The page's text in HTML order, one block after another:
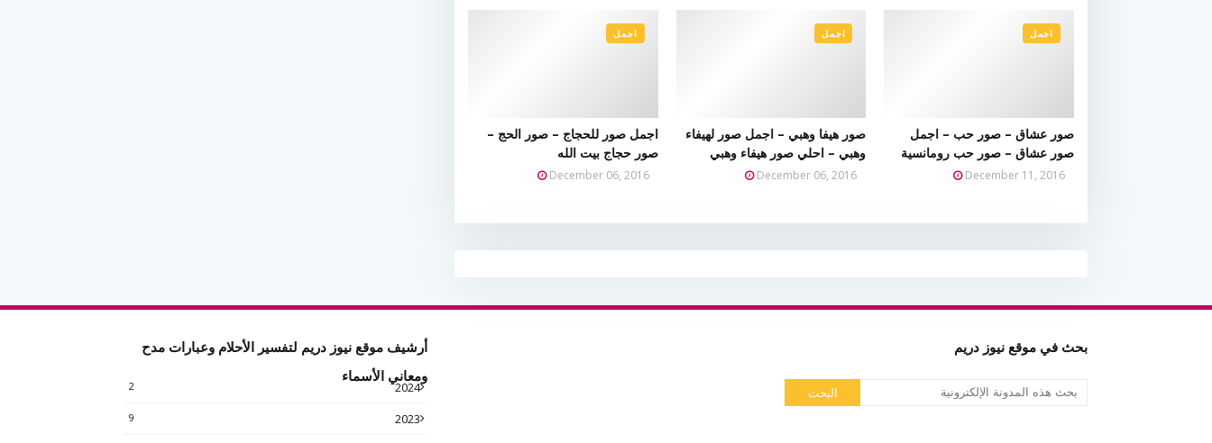
اجمل
صور عشاق – صور حب – اجمل
صور عشاق – صور حب رومانسية
December 11, 2016
اجمل
صور هيفا وهبي – اجمل صور لهيفاء
وهبي – احلي صور هيفاء وهبي
December 06, 2016
اجمل
اجمل صور للحجاج – صور الحج –
صور حجاج بيت الله
December 06, 2016
بحث في موقع نيوز دريم
أرشيف موقع نيوز دريم لتفسير الأحلام وعبارات مدح
ومعاني الأسماء
2024
2
2023
9